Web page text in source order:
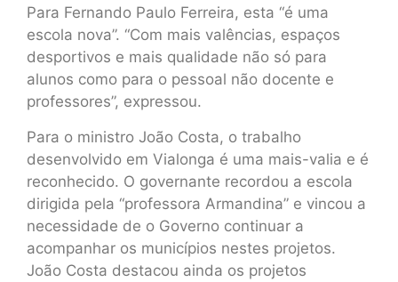
Para Fernando Paulo Ferreira, esta “é uma
escola nova”. “Com mais valências, espaços
desportivos e mais qualidade não só para
alunos como para o pessoal não docente e
professores”, expressou.
Para o ministro João Costa, o trabalho
desenvolvido em Vialonga é uma mais-valia e é
reconhecido. O governante recordou a escola
dirigida pela “professora Armandina” e vincou a
necessidade de o Governo continuar a
acompanhar os municípios nestes projetos.
João Costa destacou ainda os projetos